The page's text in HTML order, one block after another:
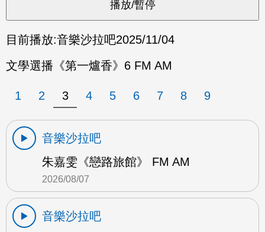
目前播放:音樂沙拉吧2025/11/04
文學選播《第一爐香》6 FM AM
1 2 3 4 5 6 7 8 9
音樂沙拉吧
朱嘉雯《戀路旅館》 FM AM
2026/08/07
音樂沙拉吧